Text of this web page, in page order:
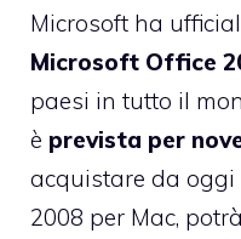
Microsoft ha
Microsoft Office
paesi in tutto il
è prevista per
acquistare da oggi
2008 per Mac,